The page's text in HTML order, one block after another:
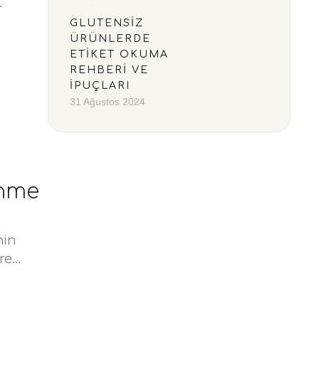
GLUTENSIZ
ÜRÜNLERDE
ETIKET OKUMA
REHBERI VE
İPUÇLARI
31 Ağustos 2024